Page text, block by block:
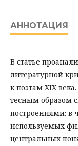
АННОТАЦИЯ
В статье
литературной
к поэтам XIX
тесным образом
построениями: в
используемых
центральных